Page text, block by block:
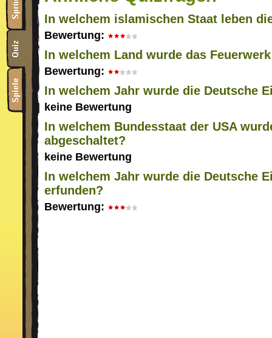
In welchem islamischen Staat leben
Bewertung:
In welchem Land wurde das
Bewertung:
In welchem Jahr wurde die Deutsche
keine Bewertung
In welchem Bundesstaat der USA
abgeschaltet?
keine Bewertung
In welchem Jahr wurde die Deutsche
erfunden?
Bewertung: